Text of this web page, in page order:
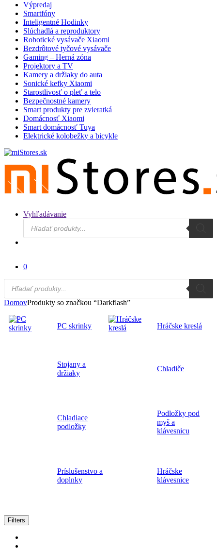
Výpredaj
Smartfóny
Inteligentné Hodinky
Slúchadlá a reproduktory
Robotické vysávače Xiaomi
Bezdrôtové tyčové vysávače
Gaming – Herná zóna
Projektory a TV
Kamery a držiaky do auta
Sonické kefky Xiaomi
Starostlivosť o pleť a telo
Bezpečnostné kamery
Smart produkty pre zvieratká
Domácnosť Xiaomi
Smart domácnosť Tuya
Elektrické kolobežky a bicykle
Vyhľadávanie
Products
search
0
Products
search
DomovProdukty so značkou “Darkflash”
PC skrinky Hráčske kreslá
Stojany a
držiaky
Chladiče
Chladiace
podložky
Podložky pod
myš a
klávesnicu
Príslušenstvo a
doplnky
Hráčske
klávesnice
Zoradené
podľa
popularity
Filters